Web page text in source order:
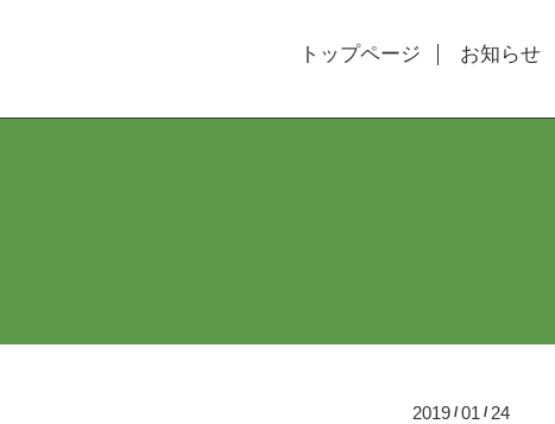
トップページ お知らせ
2019 /01 / 24